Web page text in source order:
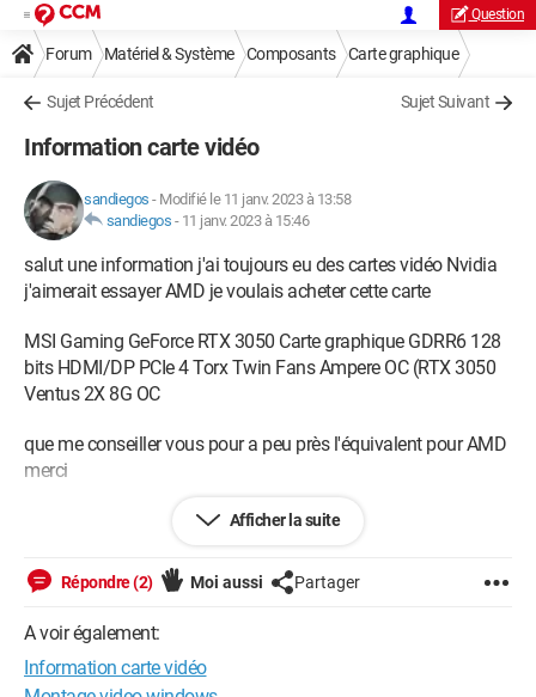
Question
Forum Matériel & Système Composants Carte graphique
Sujet Précédent Sujet Suivant
Information carte vidéo
sandiegos - Modifié le 11 janv. 2023 à 13:58
sandiegos - 11 janv. 2023 à 15:46
salut une information j'ai toujours eu des cartes vidéo Nvidia
j'aimerait essayer AMD je voulais acheter cette carte
MSI Gaming GeForce RTX 3050 Carte graphique GDRR6 128
bits HDMI/DP PCIe 4 Torx Twin Fans Ampere OC (RTX 3050
Ventus 2X 8G OC
que me conseiller vous pour a peu près l'équivalent pour AMD
merci
j'ai un budget de $600,00 avec taxe
Afficher la suite
Répondre (2) Moi aussi Partager
A voir également:
Information carte vidéo